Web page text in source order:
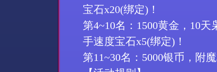
宝石x20(绑定)！
第4~10名： 1500黄金， 10天
手速度宝石x5(绑定)！
第11~30名： 5000银币，附